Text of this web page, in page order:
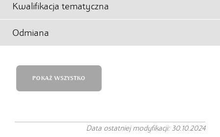
Kwalifikacja tematyczna
Odmiana
POKAŻ WSZYSTKO
Data ostatniej modyfikacji: 30.10.2024